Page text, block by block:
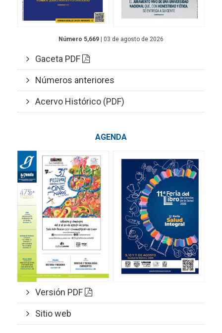
Número 5,669 | 03 de agosto de 2026
Gaceta PDF
Números anteriores
Acervo Histórico (PDF)
AGENDA
Versión PDF
Sitio web